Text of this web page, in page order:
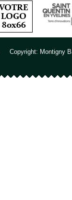
Copyright: Montigny